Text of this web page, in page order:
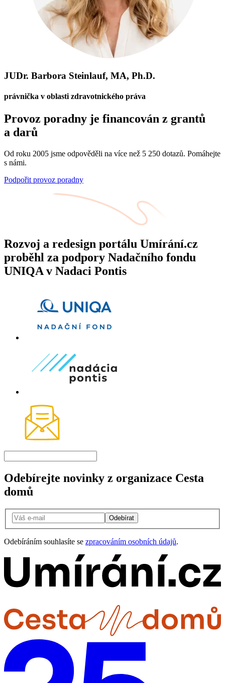
JUDr. Barbora Steinlauf, MA, Ph.D.
právnička v oblasti zdravotnického práva
Provoz poradny je financován z grantů
a darů
Od roku 2005 jsme odpověděli na více než 5 250 dotazů. Pomáhejte
s námi.
Podpořit provoz poradny
Rozvoj a redesign portálu Umírání.cz
proběhl za podpory Nadačního fondu
UNIQA v Nadaci Pontis
Odebírejte novinky z organizace Cesta
domů
Odebírat
Odebíráním souhlasíte se zpracováním osobních údajů.